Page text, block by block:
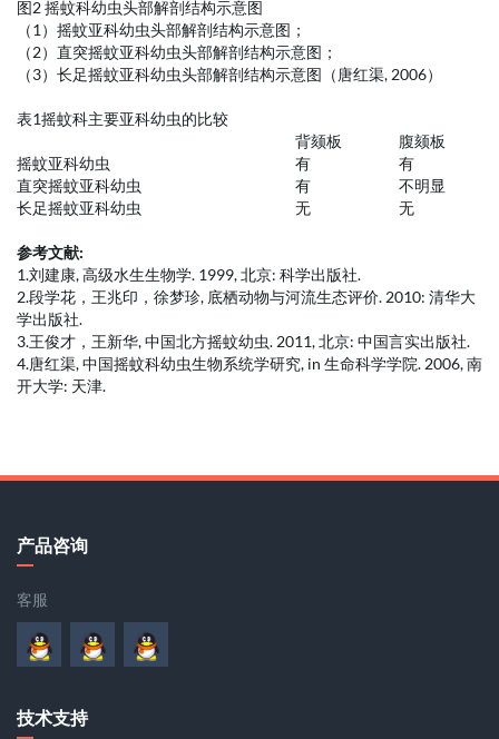
图2 摇蚊科幼虫头部解剖结构示意图
（1）摇蚊亚科幼虫头部解剖结构示意图；
（2）直突摇蚊亚科幼虫头部解剖结构示意图；
（3）长足摇蚊亚科幼虫头部解剖结构示意图（唐红渠, 2006）
表1摇蚊科主要亚科幼虫的比较
背颏板
腹颏板
摇蚊亚科幼虫
有
有
直突摇蚊亚科幼虫
有
不明显
长足摇蚊亚科幼虫
无 无
参考文献:
1.刘建康, 高级水生生物学. 1999, 北京: 科学出版社.
2.段学花，王兆印，徐梦珍, 底栖动物与河流生态评价. 2010: 清华大
学出版社.
3.王俊才，王新华, 中国北方摇蚊幼虫. 2011, 北京: 中国言实出版社.
4.唐红渠, 中国摇蚊科幼虫生物系统学研究, in 生命科学学院. 2006, 南
开大学: 天津.
产品咨询
客服
技术支持